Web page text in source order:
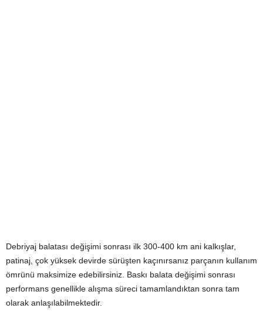
Debriyaj balatası değişimi sonrası ilk 300-400 km ani kalkışlar,
patinaj, çok yüksek devirde sürüşten kaçınırsanız parçanın kullanım
ömrünü maksimize edebilirsiniz. Baskı balata değişimi sonrası
performans genellikle alışma süreci tamamlandıktan sonra tam
olarak anlaşılabilmektedir.